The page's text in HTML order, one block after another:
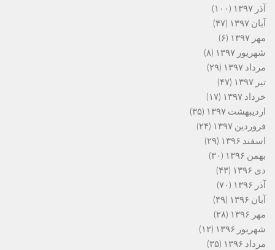
آذر ۱۳۹۷
(۱۰۰)
آبان ۱۳۹۷
(۴۷)
مهر ۱۳۹۷
(۶)
شهریور ۱۳۹۷
(۸)
مرداد ۱۳۹۷
(۲۹)
تیر ۱۳۹۷
(۴۷)
خرداد ۱۳۹۷
(۱۷)
اردیبهشت ۱۳۹۷
(۳۵)
فروردین ۱۳۹۷
(۲۴)
اسفند ۱۳۹۶
(۲۹)
بهمن ۱۳۹۶
(۳۰)
دی ۱۳۹۶
(۴۳)
آذر ۱۳۹۶
(۷۰)
آبان ۱۳۹۶
(۴۹)
مهر ۱۳۹۶
(۲۸)
شهریور ۱۳۹۶
(۱۲)
مرداد ۱۳۹۶
(۳۵)